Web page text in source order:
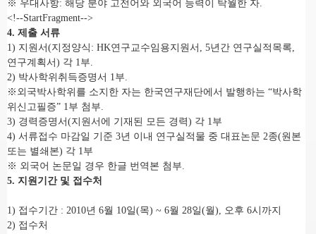
※ 우대사항: 해당 분야 고전어와 외국어 능력이 탁월한 자.
<!--StartFragment-->
4. 제출 서류
1) 지원서(지정양식: HK연구교수임용지원서, 5년간 연구실적목록,
연구계획서 ) 각 1부.
2) 박사학위취득증명서 1부.
※외국박사학위를 소지한 자는 한국연구재단에서 발행하는 “박사학
위신고필증” 1부 첨부.
3) 경력증명서(지원서에 기재된 모든 경력) 각 1부
4) 서류접수 마감일 기준 3년 이내 연구실적물 중 대표논문 2종(원본
또는 별쇄본) 각 1부
※ 외국어 논문일 경우 한글 번역본 첨부.
5. 지원기간 및 접수처
1) 접수기간 : 2010년 6월 10일(목) ~ 6월 28일(월), 오후 6시까지
2) 접수처